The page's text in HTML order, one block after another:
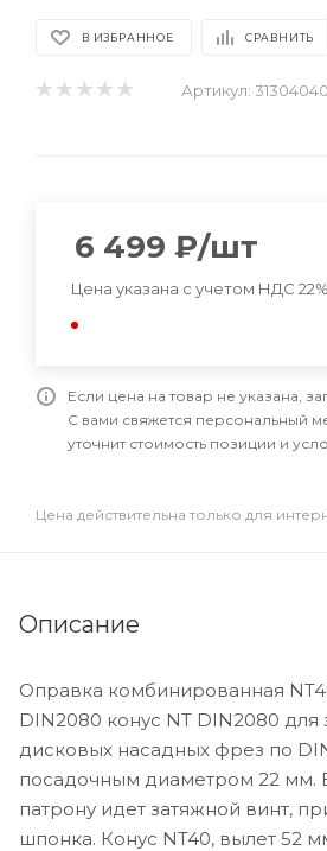
В ИЗБРАННОЕ СРАВНИТЬ
Артикул:
6 499 ₽/шт
Цена указана с учетом НДС 22%
Если цена на товар не указана,
С вами свяжется персональный
уточнит стоимость позиции и
Цена действительна только для
Описание
Оправка комбинированная
DIN2080 конус NT DIN2080
дисковых насадных фрез по
посадочным диаметром 22 мм.
патрону идет затяжной винт,
шпонка. Конус NT40, вылет 52